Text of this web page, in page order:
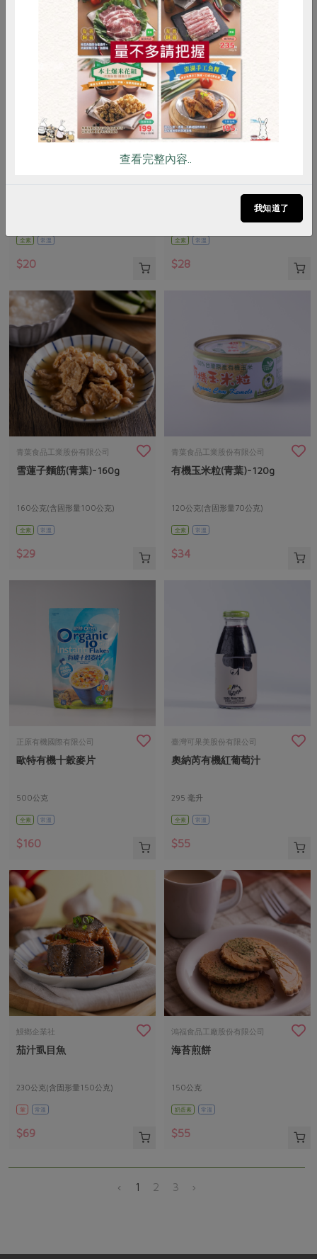
全素 常溫
$20
青葉食品工業股份有限公司
160公克(含固形量100公克)
全素 常溫
$28
青葉食品工業股份有限公司
雪蓮子麵筋(青葉)-160g
160公克(含固形量100公克)
全素 常溫
$29
青葉食品工業股份有限公司
有機玉米粒(青葉)-120g
120公克(含固形量70公克)
全素 常溫
$34
正原有機國際有限公司
歐特有機十穀麥片
500公克
全素 常溫
$160
臺灣可果美股份有限公司
奧納芮有機紅葡萄汁
295 毫升
全素 常溫
$55
鰻鄉企業社
茄汁虱目魚
230公克(含固形量150公克)
葷 常溫
$69
鴻福食品工廠股份有限公司
海苔煎餅
150公克
奶蛋素 常溫
$55
‹ 1 2 3 ›
RPET 食譜 減硝酸鹽
雞蛋 食安 共同購買
查看完整內容..
我知道了